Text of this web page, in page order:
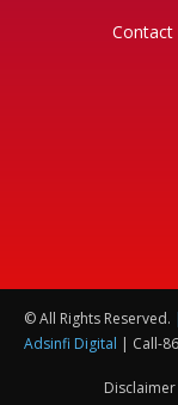
Contact
© All Rights Reserved.
Adsinfi Digital | Call-
Disclaimer